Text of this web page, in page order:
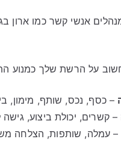
אנשי קשר כמו ארון
על הרשת שלך כמנוע
– כסף, נכס, שותף, מימון,
– קשרים, יכולת ביצוע,
– עמלה, שותפות, הצלחה